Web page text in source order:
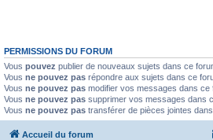
PERMISSIONS DU FORUM
Vous pouvez publier de nouveaux sujets dans ce
Vous ne pouvez pas répondre aux sujets dans ce
Vous ne pouvez pas modifier vos messages dans ce
Vous ne pouvez pas supprimer vos messages dans
Vous ne pouvez pas transférer de pièces jointes
Accueil du forum